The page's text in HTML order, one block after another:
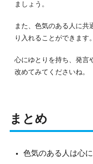
ましょう。
また、色気のある人に共
り入れることができます。
心にゆとりを持ち、発言
改めてみてくださいね。
まとめ
色気のある人は心